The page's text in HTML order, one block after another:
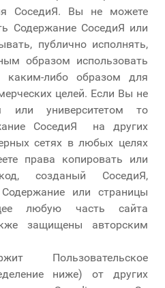
СоседиЯ. Вы не можете
Содержание СоседиЯ или
публично исполнять,
образом использовать
либо образом для
целей. Если Вы не
или университетом то
СоседиЯ на других
сетях в любых целях
права копировать или
код, созданый СоседиЯ,
или страницы
любую часть сайта
защищены авторским
Пользовательское
ниже) от других